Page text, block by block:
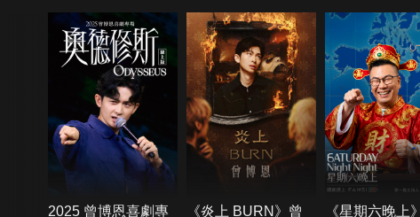
2025 曾博恩喜劇專 《炎上 BURN》曾 《星期六晚上